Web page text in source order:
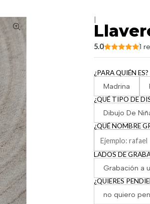
5.0 1
¿PARA QUIÉN ES?
Madrina
¿QUÉ TIPO DE
Dibujo De
¿QUÉ NOMBRE
LADOS DE
Grabación a
¿QUIERES
no quiero